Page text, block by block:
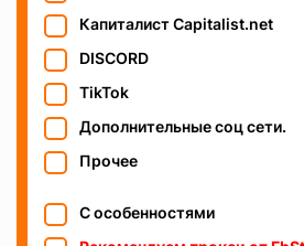
Капиталист Capitalist.net
DISCORD
TikTok
Дополнительные соц сети.
Прочее
С особенностями